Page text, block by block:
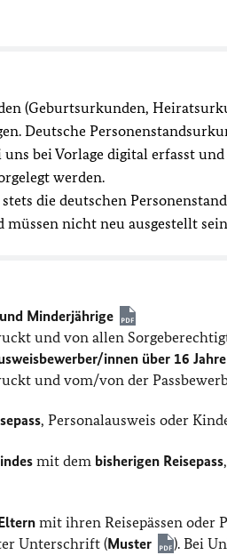
(Geburtsurkunden,
Deutsche
bei Vorlage digital erfasst
werden.
die deutschen
nicht neu ausgestellt
Minderjährige
und von allen
innen über 16 Jahre
und vom/von der
, Personalausweis oder
mit dem bisherigen Reisepass
mit ihren Reisepässen oder
Unterschrift (Muster ). Bei